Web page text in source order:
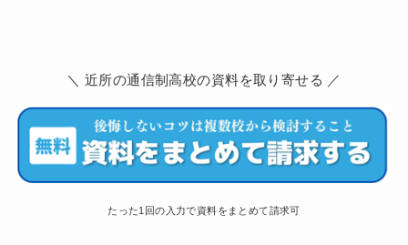
＼ 近所の通信制高校の資料を取り寄せる ／
たった1回の入力で資料をまとめて請求可